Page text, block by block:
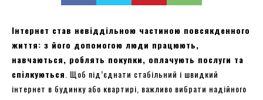
Інтернет став невіддільною частиною повсякденного
життя: з його допомогою люди працюють,
навчаються, роблять покупки, оплачують послуги та
спілкуються . Щоб під’єднати стабільний і швидкий
інтернет в будинку або квартирі, важливо вибрати надійного